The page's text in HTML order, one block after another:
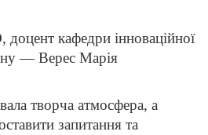
доцент кафедри інноваційної
— Верес Марія
творча атмосфера, а
запитання та